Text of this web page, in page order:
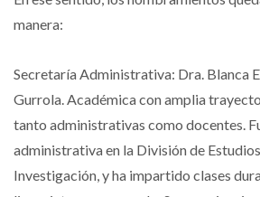
manera:
Secretaría Administrativa: Dra. Blanca
Gurrola. Académica con amplia
tanto administrativas como docentes.
administrativa en la División de
Investigación, y ha impartido clases